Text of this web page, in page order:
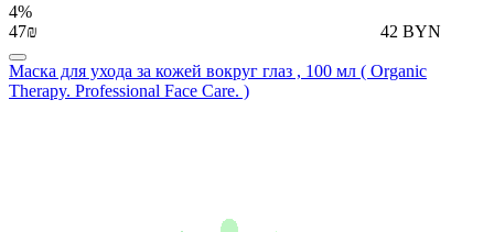
4%
47₪
42 BYN
Маска для ухода за кожей вокруг глаз , 100 мл ( Organic
Therapy. Professional Face Care. )